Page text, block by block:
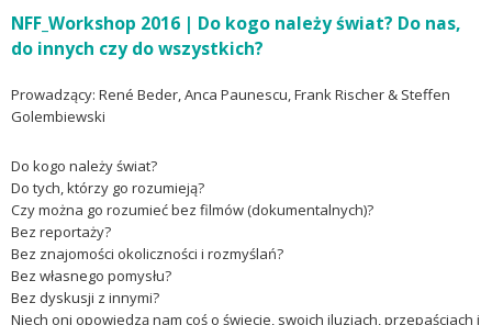
NFF_Workshop 2016 | Do kogo należy świat? Do nas,
do innych czy do wszystkich?
Prowadzący: René Beder, Anca Paunescu, Frank Rischer & Steffen
Golembiewski
Do kogo należy świat?
Do tych, którzy go rozumieją?
Czy można go rozumieć bez filmów (dokumentalnych)?
Bez reportaży?
Bez znajomości okoliczności i rozmyślań?
Bez własnego pomysłu?
Bez dyskusji z innymi?
Niech oni opowiedzą nam coś o świecie, swoich iluzjach, przepaściach i